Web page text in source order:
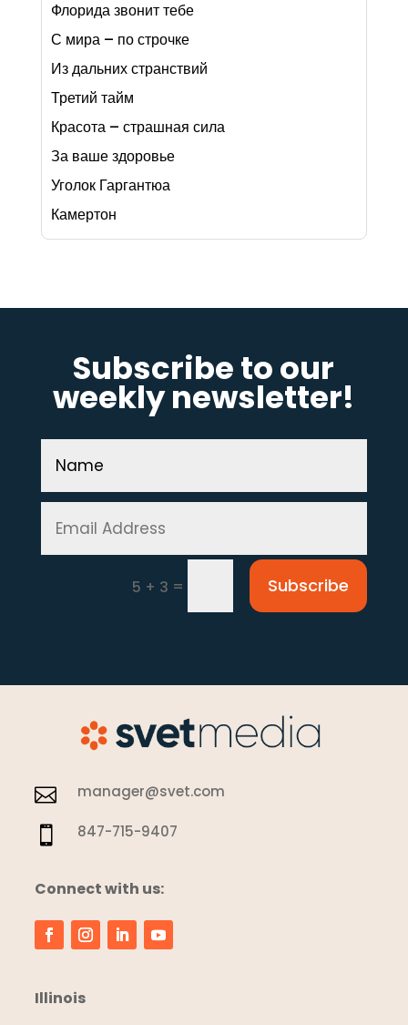
Флорида звонит тебе
С мира – по строчке
Из дальних странствий
Третий тайм
Красота – страшная сила
За ваше здоровье
Уголок Гаргантюа
Камертон
Subscribe to our
weekly newsletter!
5 + 3 = Subscribe
 manager@svet.com
 847-715-9407
Connect with us:
Illinois